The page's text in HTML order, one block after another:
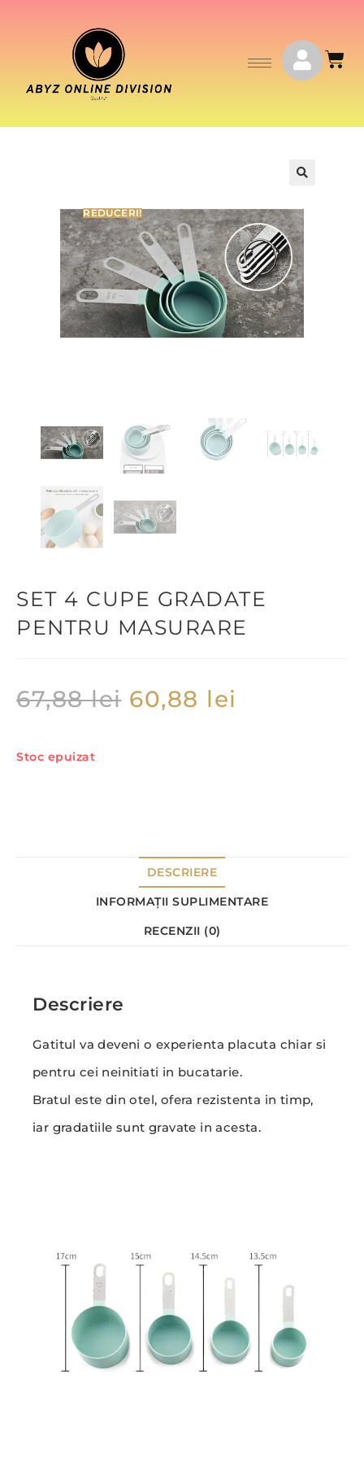
REDUCERI!
SET 4 CUPE GRADATE
PENTRU MASURARE
67,88lei 60,88 lei
Stoc epuizat
DESCRIERE
INFORMAȚII SUPLIMENTARE
RECENZII (0)
Descriere
Gatitul va deveni o experienta placuta chiar si
pentru cei neinitiati in bucatarie.
Bratul este din otel, ofera rezistenta in timp,
iar gradatiile sunt gravate in acesta.